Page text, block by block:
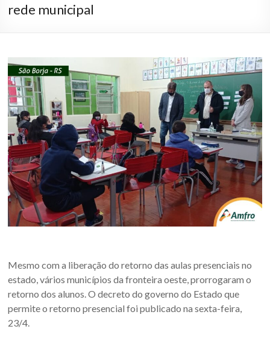
Municípios
Fronteira
Oeste
–
RS
Site
da
Associação
dos
Municípios
Oeste
do
estado
do
Rio
rede municipal
Mesmo com a liberação do retorno das aulas presenciais no
estado, vários municípios da fronteira oeste, prorrogaram o
retorno dos alunos. O decreto do governo do Estado que
permite o retorno presencial foi publicado na sexta-feira,
23/4.